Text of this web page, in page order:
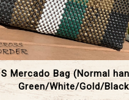
S Mercado Bag (Normal
Green/White/Gold/Black